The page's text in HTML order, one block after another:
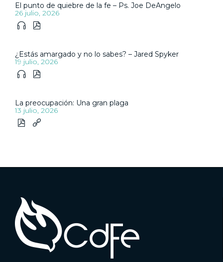
El punto de quiebre de la fe – Ps. Joe DeAngelo
26 julio, 2026
 
¿Estás amargado y no lo sabes? – Jared Spyker
19 julio, 2026
 
La preocupación: Una gran plaga
13 julio, 2026
 